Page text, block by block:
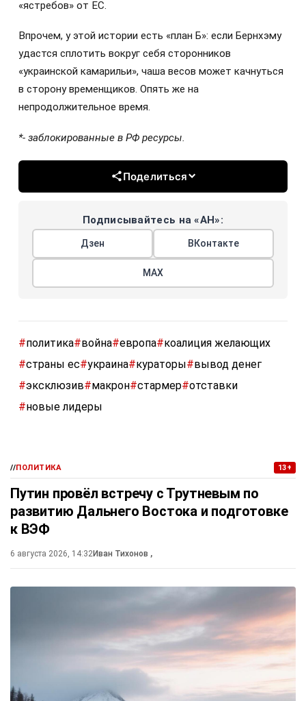
«ястребов» от ЕС.
Впрочем, у этой истории есть «план Б»: если Бернхэму
удастся сплотить вокруг себя сторонников
«украинской камарильи», чаша весов может качнуться
в сторону временщиков. Опять же на
непродолжительное время.
*- заблокированные в РФ ресурсы.
Поделиться
Подписывайтесь на «АН»:
Дзен ВКонтакте
МАХ
#политика#война#европа#коалиция желающих
#страны ес#украина#кураторы#вывод денег
#эксклюзив#макрон#стармер#отставки
#новые лидеры
//ПОЛИТИКА 13+
Путин провёл встречу с Трутневым по
развитию Дальнего Востока и подготовке
к ВЭФ
6 августа 2026, 14:32Иван Тихонов ,